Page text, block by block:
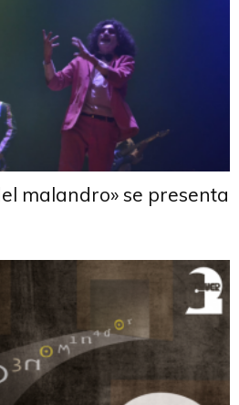
malandro» se presenta